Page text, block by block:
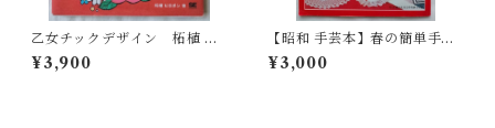
乙女チックデザイン 柘植 ヒ
ロポン
¥3,900
【昭和 手芸本】春の簡単手芸
百科（昭和56年）
¥3,000